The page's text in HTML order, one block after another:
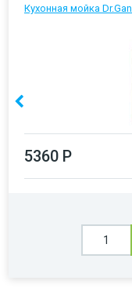
Кухонная мойка
5360 Р